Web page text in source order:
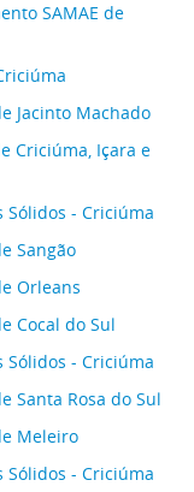
SAMAE de
Jacinto Machado
Criciúma, Içara e
Sólidos - Criciúma
Sangão
Orleans
Cocal do Sul
Sólidos - Criciúma
Santa Rosa do Sul
Meleiro
Sólidos - Criciúma